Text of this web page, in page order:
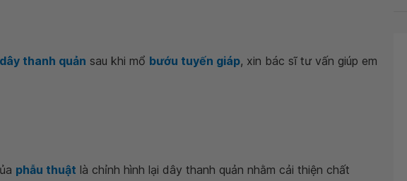
thanh quản sau khi mổ bướu tuyến giáp, xin bác sĩ tư vấn giúp em
phẫu thuật là chỉnh hình lại dây thanh quản nhằm cải thiện chất